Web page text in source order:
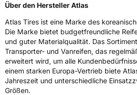
EU Label
EffizienzD
NasshaftungB
Rollgeräusch (Klasse) B
Über den Hersteller Atlas
Atlas Tires ist eine Marke des
Die Marke bietet budgetfreundliche
und guter Materialqualität. Das
Transporter- und Vanreifen, das
erweitert wird, um alle
einem starken Europa-Vertrieb biete
Jahreszeit und unterschiedliche
Größen.